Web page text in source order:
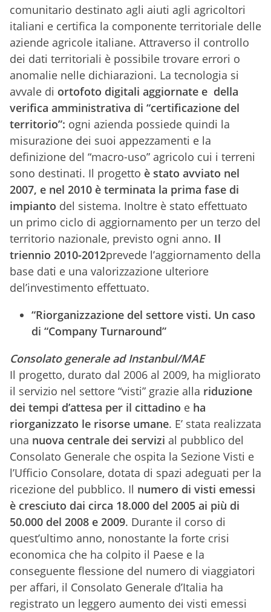
comunitario destinato agli aiuti agli agricoltori
italiani e certifica la componente territoriale delle
aziende agricole italiane. Attraverso il controllo
dei dati territoriali è possibile trovare errori o
anomalie nelle dichiarazioni. La tecnologia si
avvale di ortofoto digitali aggiornate e della
verifica amministrativa di “certificazione del
territorio”: ogni azienda possiede quindi la
misurazione dei suoi appezzamenti e la
definizione del “macro-uso” agricolo cui i terreni
sono destinati. Il progetto è stato avviato nel
2007, e nel 2010 è terminata la prima fase di
impianto del sistema. Inoltre è stato effettuato
un primo ciclo di aggiornamento per un terzo del
territorio nazionale, previsto ogni anno. Il
triennio 2010-2012prevede l’aggiornamento della
base dati e una valorizzazione ulteriore
del’investimento effettuato.
“Riorganizzazione del settore visti. Un caso
di “Company Turnaround”
Consolato generale ad Instanbul/MAE
Il progetto, durato dal 2006 al 2009, ha migliorato
il servizio nel settore “visti” grazie alla riduzione
dei tempi d’attesa per il cittadino e ha
riorganizzato le risorse umane. E’ stata realizzata
una nuova centrale dei servizi al pubblico del
Consolato Generale che ospita la Sezione Visti e
l’Ufficio Consolare, dotata di spazi adeguati per la
ricezione del pubblico. Il numero di visti emessi
è cresciuto dai circa 18.000 del 2005 ai più di
50.000 del 2008 e 2009. Durante il corso di
quest’ultimo anno, nonostante la forte crisi
economica che ha colpito il Paese e la
conseguente flessione del numero di viaggiatori
per affari, il Consolato Generale d’Italia ha
registrato un leggero aumento dei visti emessi